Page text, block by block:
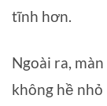
tĩnh hơn.
Ngoài ra,
không hề